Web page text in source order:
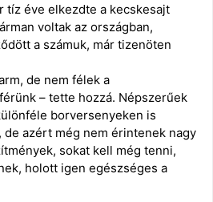
tíz éve elkezdte a kecskesajt
voltak az országban,
a számuk, már tizenöten
de nem félek a
– tette hozzá. Népszerűek
borversenyeken is
de azért még nem érintenek nagy
sokat kell még tenni,
holott igen egészséges a